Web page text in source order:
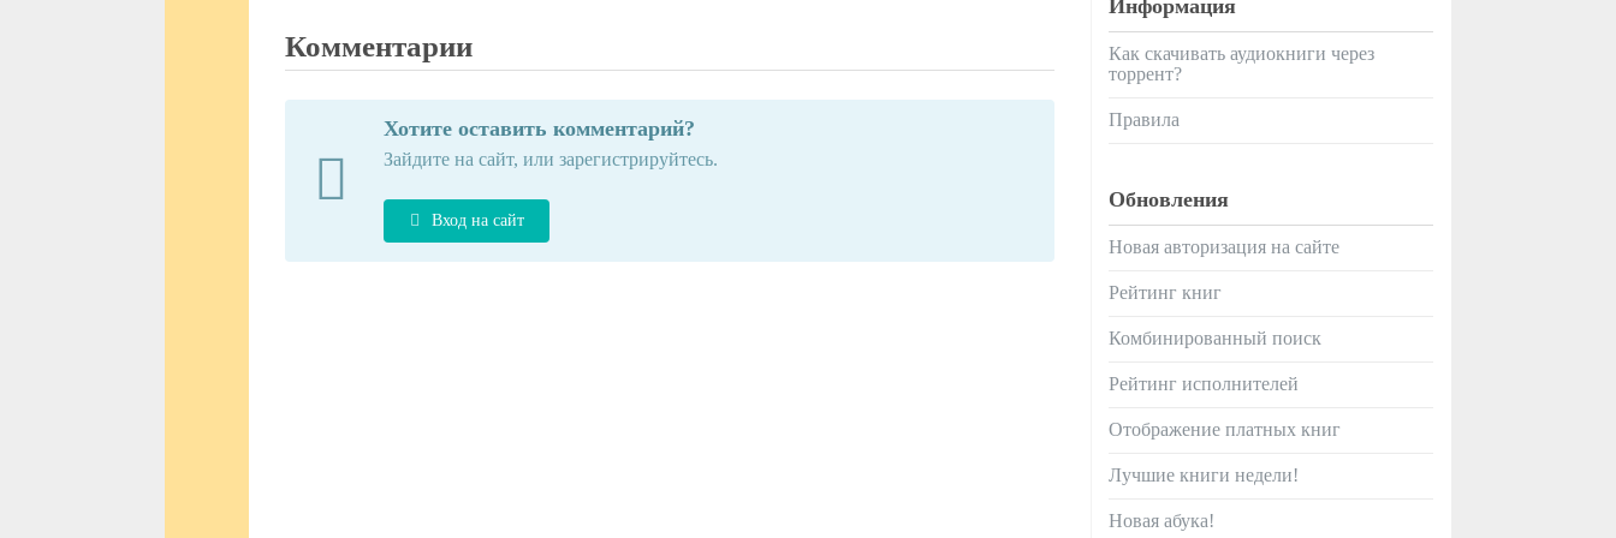
Комментарии
Хотите оставить комментарий?
Зайдите на сайт, или зарегистрируйтесь.
Вход на сайт
Информация
Как скачивать аудиокниги через
торрент?
Правила
Обновления
Новая авторизация на сайте
Рейтинг книг
Комбинированный поиск
Рейтинг исполнителей
Отображение платных книг
Лучшие книги недели!
Новая абука!